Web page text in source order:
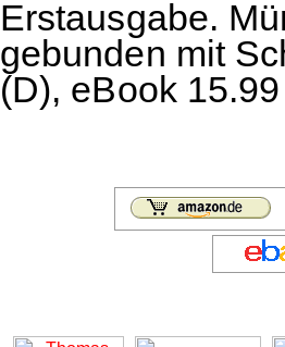
Erstausgabe.
gebunden mit
(D), eBook